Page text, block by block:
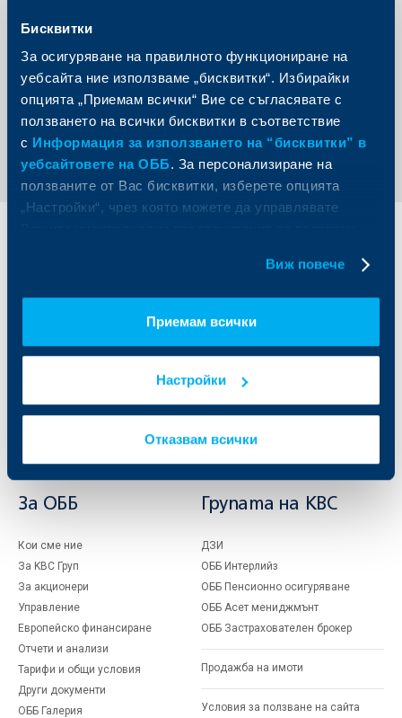
Бисквитки
За осигуряване на правилното функциониране на
уебсайта ние използваме „бисквитки“. Избирайки
опцията „Приемам всички“ Вие се съгласявате с
ползването на всички бисквитки в съответствие
с Информация за използването на “бисквитки” в
уебсайтовете на ОББ. За персонализиране на
ползваните от Вас бисквитки, изберете опцията
„Настройки“, чрез която можете да управлявате
Виж повече
Приемам всички
Настройки
Отказвам всички
свързана информация. Всяка година сп. Trade Finance
мащаб), за най-добрите сделки на годината, на база на
Обратно към всички новини
Карти
Кредити
Застраховки
клиенти
Кредитиране
Управление на парични средства
Пазари, инвестиционно банкиране
Кредити за собственици на фирми
Финансови институции и суверени
За ОББ
Кои сме ние
За KBC Груп
За акционери
Управление
Европейско финансиране
Отчети и анализи
Тарифи и общи условия
Други документи
ОББ Галерия
Групата на KBC
ДЗИ
ОББ Интерлийз
ОББ Пенсионно осигуряване
ОББ Асет мениджмънт
ОББ Застрахователен брокер
Продажба на имоти
Условия за ползване на сайта